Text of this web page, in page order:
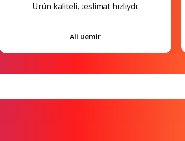
Ürün kaliteli, teslimat hızlıydı.
Ali Demir